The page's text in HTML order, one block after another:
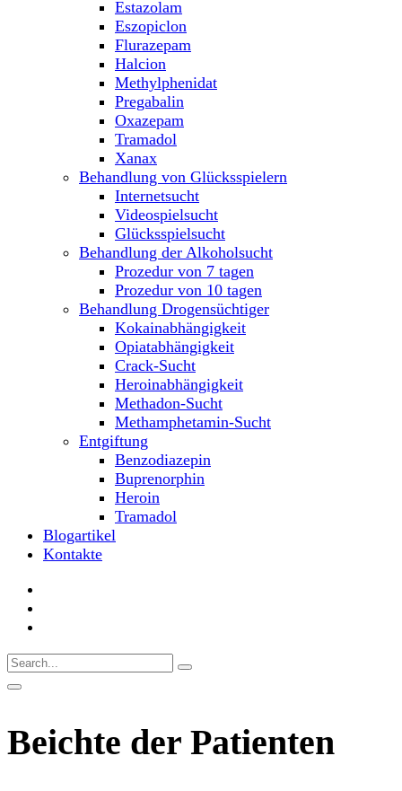
Estazolam
Eszopiclon
Flurazepam
Halcion
Methylphenidat
Pregabalin
Oxazepam
Tramadol
Xanax
Behandlung von Glücksspielern
Internetsucht
Videospielsucht
Glücksspielsucht
Behandlung der Alkoholsucht
Prozedur von 7 tagen
Prozedur von 10 tagen
Behandlung Drogensüchtiger
Kokainabhängigkeit
Opiatabhängigkeit
Crack-Sucht
Heroinabhängigkeit
Methadon-Sucht
Methamphetamin-Sucht
Entgiftung
Benzodiazepin
Buprenorphin
Heroin
Tramadol
Blogartikel
Kontakte
Beichte der Patienten